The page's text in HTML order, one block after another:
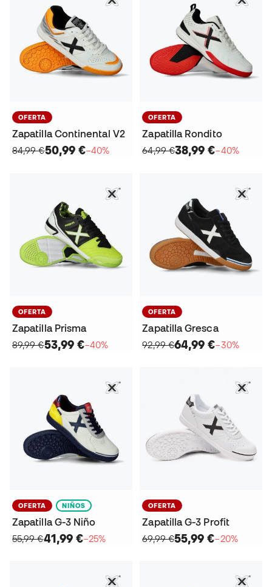
OFERTA
Zapatilla Continental V2
84,99 €50,99 €−40%
OFERTA
Zapatilla Rondito
64,99 €38,99 €−40%
OFERTA
Zapatilla Prisma
89,99 €53,99 €−40%
OFERTA
Zapatilla Gresca
92,99 €64,99 €−30%
OFERTA NIÑOS
Zapatilla G-3 Niño
55,99 €41,99 €−25%
OFERTA
Zapatilla G-3 Profit
69,99 €55,99 €−20%